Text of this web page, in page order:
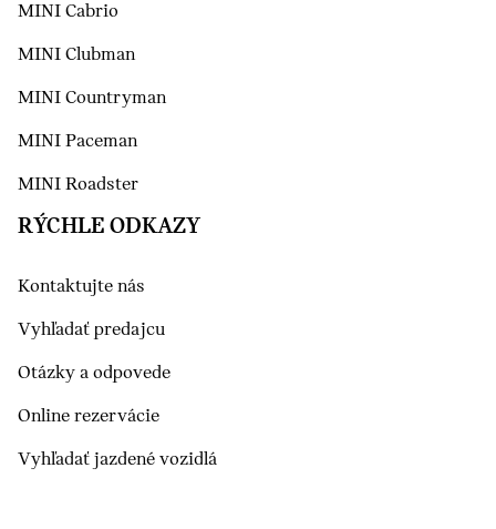
MINI Cabrio
MINI Clubman
MINI Countryman
MINI Paceman
MINI Roadster
RÝCHLE ODKAZY
Kontaktujte nás
Vyhľadať predajcu
Otázky a odpovede
Online rezervácie
Vyhľadať jazdené vozidlá